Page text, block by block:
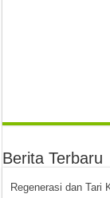
Berita Terbaru
Regenerasi dan Tari